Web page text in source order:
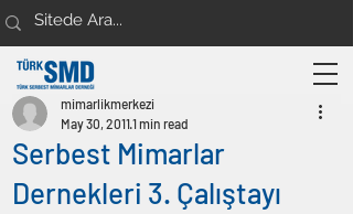
Serbest Mimarlar
Dernekleri 3. Çalıştayı
mimarlikmerkezi
May 30, 20111 min read